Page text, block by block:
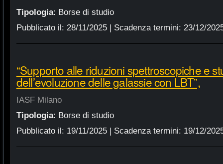
Tipologia: Borse di studio
Pubblicato il: 28/11/2025| Scadenza termini: 23/12/
“Supporto alle riduzioni spettroscopiche e
dell’evoluzione delle galassie con LBT”,
IASF Milano
Tipologia: Borse di studio
Pubblicato il: 19/11/2025| Scadenza termini: 19/12/